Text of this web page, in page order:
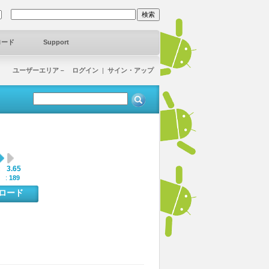
ド Support
ユーザーエリア－ ログイン | サイン・アップ
3.65
: 189
ード